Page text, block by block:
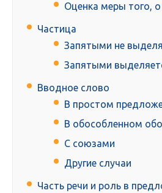
Оценка меры того,
Частица
Запятыми не
Запятыми
Вводное слово
В простом
В обособленном
С союзами
Другие случаи
Часть речи и роль в